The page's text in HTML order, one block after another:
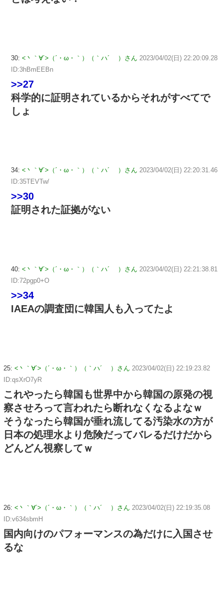
30: <丶｀∀´>（´・ω・｀）（｀ハ´ ）さん 2023/04/02(日) 22:20:09.28
ID:3hBmEEBn
>>27
科学的に証明されているからそれがすべてで
しょ
34: <丶｀∀´>（´・ω・｀）（｀ハ´ ）さん 2023/04/02(日) 22:20:31.46
ID:35TEVTw/
>>30
証明された証拠がない
40: <丶｀∀´>（´・ω・｀）（｀ハ´ ）さん 2023/04/02(日) 22:21:38.81
ID:72pgp0+O
>>34
IAEAの調査団に韓国人も入ってたよ
25: <丶｀∀´>（´・ω・｀）（｀ハ´ ）さん 2023/04/02(日) 22:19:23.82
ID:qsXrO7yR
これやったら韓国も世界中から韓国の原発の視
察させろって言われたら断れなくなるよなｗ
そうなったら韓国が垂れ流してる汚染水の方が
日本の処理水より危険だってバレるだけだから
どんどん視察してｗ
26: <丶｀∀´>（´・ω・｀）（｀ハ´ ）さん 2023/04/02(日) 22:19:35.08
ID:v634sbmH
国内向けのパフォーマンスの為だけに入国させ
るな